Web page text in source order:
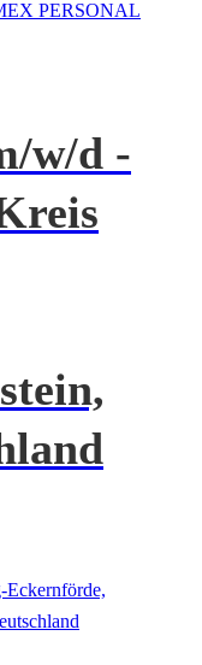
w/d -
Eckernförde,